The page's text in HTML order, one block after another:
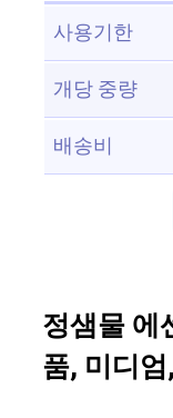
사용기한
개당 중량
배송비
정샘물 에
품, 미디